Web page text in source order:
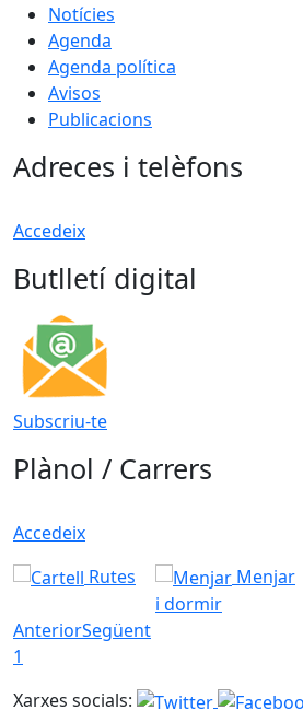
Notícies
Agenda
Agenda política
Avisos
Publicacions
Adreces i telèfons
Accedeix
Butlletí digital
Subscriu-te
Plànol / Carrers
Accedeix
Rutes
Menjar
i dormir
AnteriorSegüent
1
Xarxes socials: